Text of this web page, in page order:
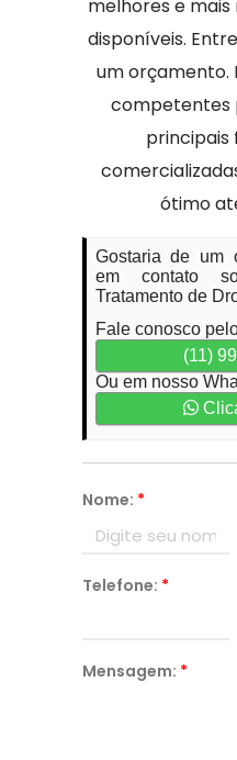
melhores e
disponíveis.
um orçamento.
competentes
ótimo
Gostaria de um
em contato
Tratamento de
Fale conosco
(11)
Ou em nosso
Nome: *
Telefone: *
Mensagem: *